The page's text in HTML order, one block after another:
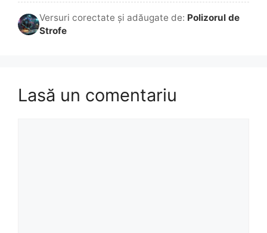
Versuri corectate și adăugate de: Polizorul de
Strofe
Lasă un comentariu